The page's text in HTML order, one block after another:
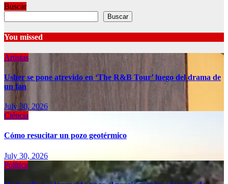
Buscar
Buscar
You missed
Artistas
Usher se pone atrevido en ‘The R&B Tour’ luego del drama de
un fan
July 30, 2026
Ciéncia
Cómo resucitar un pozo geotérmico
July 30, 2026
Política